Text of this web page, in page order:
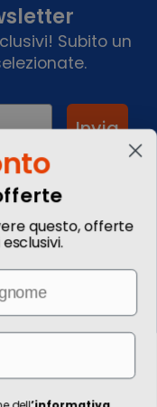
Legali
Subito un
Invia
I prezzi e le
direzione tecnica
questo, offerte